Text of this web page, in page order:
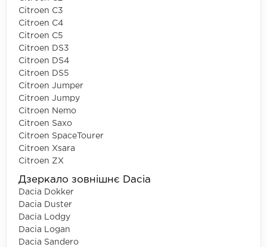
Citroen C3
Citroen C4
Citroen C5
Citroen DS3
Citroen DS4
Citroen DS5
Citroen Jumper
Citroen Jumpy
Citroen Nemo
Citroen Saxo
Citroen SpaceTourer
Citroen Xsara
Citroen ZX
Дзеркало зовнішнє Dacia
Dacia Dokker
Dacia Duster
Dacia Lodgy
Dacia Logan
Dacia Sandero